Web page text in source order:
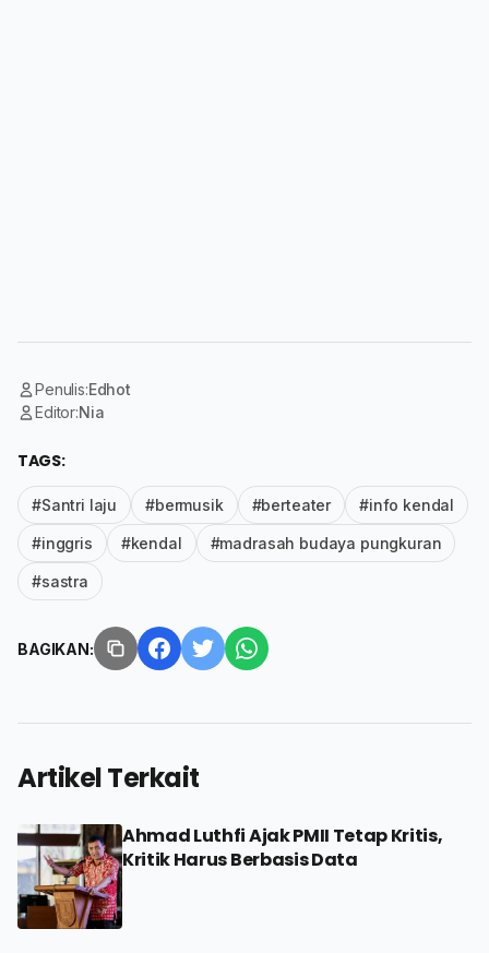
Penulis:Edhot
Editor:Nia
TAGS:
#Santri laju #bermusik #berteater #info kendal
#inggris #kendal #madrasah budaya pungkuran
#sastra
BAGIKAN:
Artikel Terkait
Ahmad Luthfi Ajak PMII Tetap Kritis,
Kritik Harus Berbasis Data